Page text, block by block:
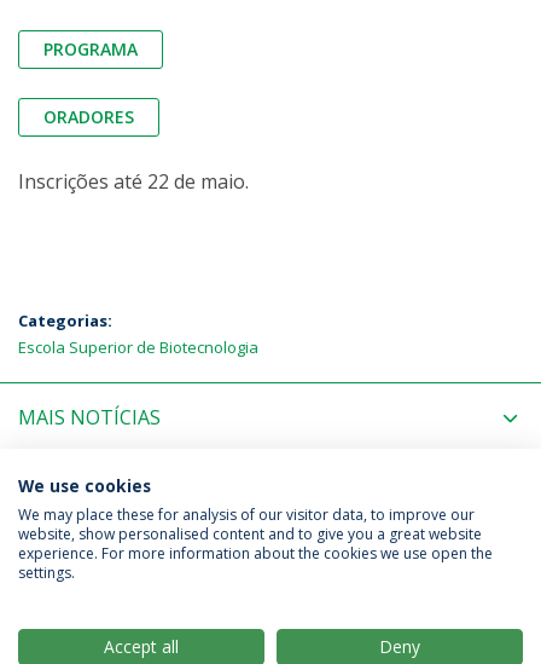
PROGRAMA
ORADORES
Inscrições até 22 de maio.
Categorias:
Escola Superior de Biotecnologia
MAIS NOTÍCIAS
PRÓXIMOS EVENTOS
Política de Privacidade
Termos & Condições
We use cookies
We may place these for analysis of our visitor data, to improve our
website, show personalised content and to give you a great website
experience. For more information about the cookies we use open the
settings.
Accept all Deny